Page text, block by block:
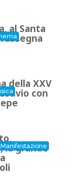
al Santa
della XXV
con
la grande